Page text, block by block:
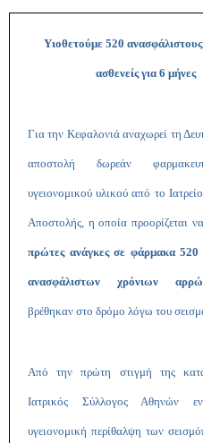
Υιοθετούμε 520 ανασφάλιστους
ασθενείς για 6 μήνες
Για την Κεφαλονιά αναχωρεί τη
αποστολή δωρεάν
υγειονομικού υλικού από το
Αποστολής, η οποία προορίζεται
πρώτες ανάγκες σε φάρμακα
ανασφάλιστων χρόνιων
βρέθηκαν στο δρόμο λόγω του
Από την πρώτη στιγμή της
Ιατρικός Σύλλογος Αθηνών
υγειονομική περίθαλψη των